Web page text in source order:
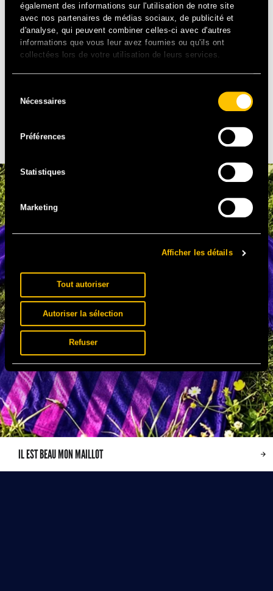
également des informations sur l'utilisation de notre site
avec nos partenaires de médias sociaux, de publicité et
d'analyse, qui peuvent combiner celles-ci avec d'autres
informations que vous leur avez fournies ou qu'ils ont
collectées lors de votre utilisation de leurs services.
duNécessaires
Préférences
Statistiques
Marketing
Afficher les détails
Tout autoriser
Autoriser la sélection
Refuser
Un achat qui plus est, solidaire puisque 100% dédié au
financement des programmes d’aide aux malades, des
actions de sensibilisation et de prévention (renvoie sur la
page des engagements
Nos programmes de
À DÉCOUVRIR
IL EST BEAU MON MAILLOT